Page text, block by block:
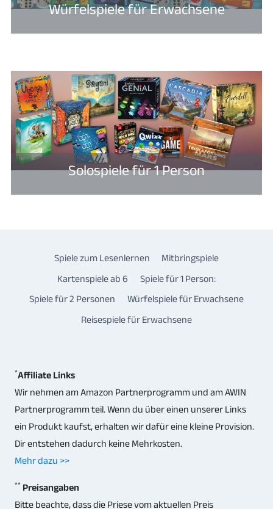
Würfelspiele für Erwachsene
Solospiele für 1 Person
Spiele zum Lesenlernen
Mitbringspiele
Kartenspiele ab 6
Spiele für 1 Person:
Spiele für 2 Personen
Würfelspiele für Erwachsene
Reisespiele für Erwachsene
*Affiliate Links
Wir nehmen am Amazon Partnerprogramm und am AWIN
Partnerprogramm teil. Wenn du über einen unserer Links
ein Produkt kaufst, erhalten wir dafür eine kleine Provision.
Dir entstehen dadurch keine Mehrkosten.
Mehr dazu >>
** Preisangaben
Bitte beachte, dass die Priese vom aktuellen Preis